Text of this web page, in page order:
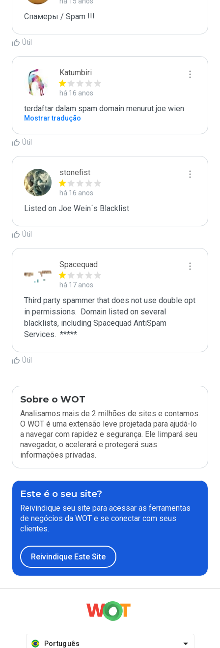
Спамеры / Spam !!!
Útil
Katumbiri
há 16 anos
terdaftar dalam spam domain menurut joe wien
Mostrar tradução
Útil
stonefist
há 16 anos
Listed on Joe Wein´s Blacklist
Útil
Spacequad
há 17 anos
Third party spammer that does not use double opt
in permissions.  Domain listed on several
blacklists, including Spacequad AntiSpam
Útil
Sobre o WOT
Analisamos mais de 2 milhões de sites e contamos.
O WOT é uma extensão leve projetada para ajudá-lo
a navegar com rapidez e segurança. Ele limpará seu
navegador, o acelerará e protegerá suas
informações privadas.
Este é o seu site?
Reivindique seu site para acessar as ferramentas
de negócios da WOT e se conectar com seus
clientes.
Reivindique Este Site
Português